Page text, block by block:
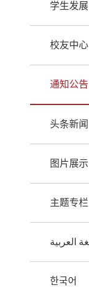
学生发展
校友中心
通知公告
头条新闻
图片展示
主题专栏
한국어